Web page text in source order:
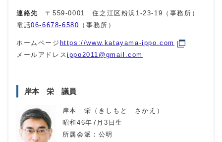
連絡先〒559-0001 住之江区粉浜1-23-19（事務所）
電話06-6678-6580 （事務所）
ホームページ https://www.katayama-ippo.com
メールアドレスippo2011@gmail.com
岸本 栄 議員
岸本 栄（きしもと さかえ）
昭和46年7月3日生
所属会派：公明